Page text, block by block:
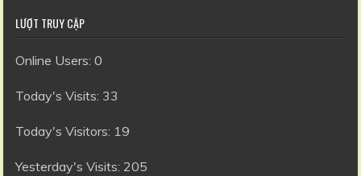
LƯỢT TRUY CẬP
Online Users:0
Today's Visits: 33
Today's Visitors: 19
Yesterday's Visits: 205